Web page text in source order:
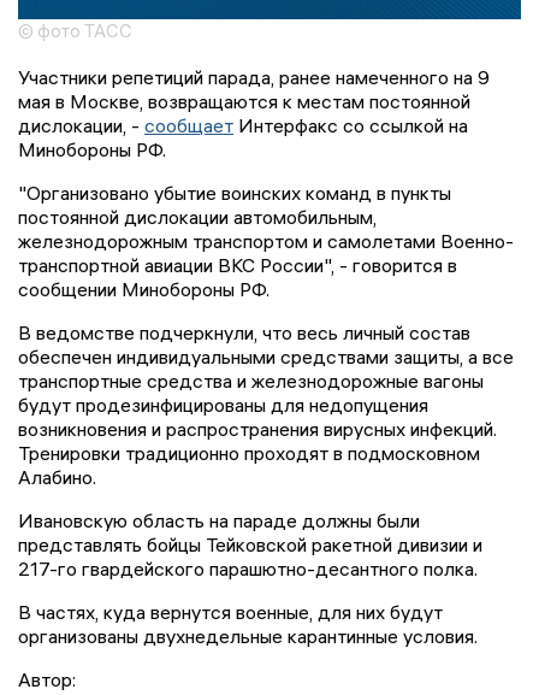
© фото ТАСС
Участники репетиций парада, ранее намеченного на 9
мая в Москве, возвращаются к местам постоянной
дислокации, - сообщает Интерфакс со ссылкой на
Минобороны РФ.
"Организовано убытие воинских команд в пункты
постоянной дислокации автомобильным,
железнодорожным транспортом и самолетами Военно-
транспортной авиации ВКС России", - говорится в
сообщении Минобороны РФ.
В ведомстве подчеркнули, что весь личный состав
обеспечен индивидуальными средствами защиты, а все
транспортные средства и железнодорожные вагоны
будут продезинфицированы для недопущения
возникновения и распространения вирусных инфекций.
Тренировки традиционно проходят в подмосковном
Алабино.
Ивановскую область на параде должны были
представлять бойцы Тейковской ракетной дивизии и
217-го гвардейского парашютно-десантного полка.
В частях, куда вернутся военные, для них будут
организованы двухнедельные карантинные условия.
Автор: